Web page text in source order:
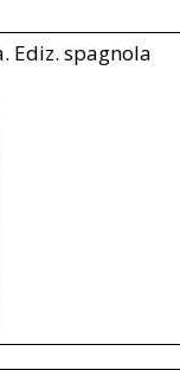
Ediz. spagnola